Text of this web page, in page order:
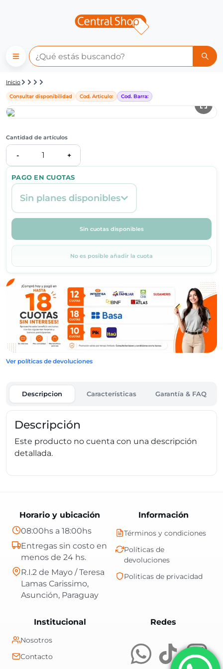
Detalle de producto | Central
Inicio
Consultar disponibilidad Cod. Articulo: Cod. Barra:
PAGO EN CUOTAS
Sin planes disponibles
Sin cuotas disponibles
No es posible añadir la cuota
Cantidad de artículos
- 1 +
Ver políticas de devoluciones
Descripcion Características Garantía & FAQ
Descripción
Este producto no cuenta con una descripción
detallada.
RedesCentral Shop es
Información
Términos y condiciones
Políticas de
devoluciones
Politicas de privacidad
Institucional
Nosotros
Contacto
Horario y ubicación
08:00hs a 18:00hs
Entregas sin costo en
menos de 24 hs.
R.I.2 de Mayo / Teresa
Lamas Carissimo,
Asunción, Paraguay